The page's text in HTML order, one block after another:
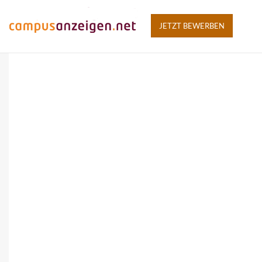
JETZT BEWERBEN